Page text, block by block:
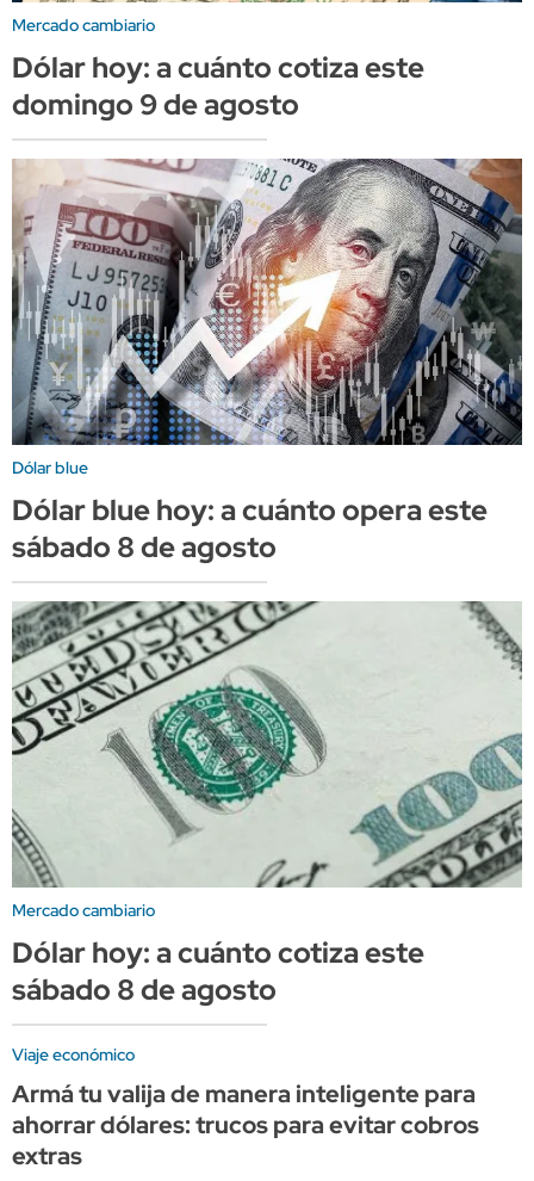
Mercado cambiario
Dólar hoy: a cuánto cotiza este
domingo 9 de agosto
Dólar blue
Dólar blue hoy: a cuánto opera este
sábado 8 de agosto
Mercado cambiario
Dólar hoy: a cuánto cotiza este
sábado 8 de agosto
Viaje económico
Armá tu valija de manera inteligente para
ahorrar dólares: trucos para evitar cobros
extras